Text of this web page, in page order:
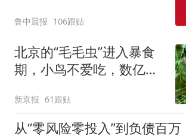
两，做成红烧辣子鱼块，
味道很好
鲁中晨报 106跟贴
北京的“毛毛虫”进入暴食
期，小鸟不爱吃，数亿头
新京报 61跟贴